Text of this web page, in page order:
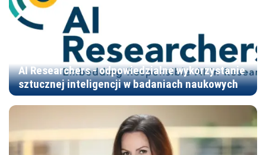
AI Researchers - odpowiedzialne wykorzystanie
sztucznej inteligencji w badaniach naukowych